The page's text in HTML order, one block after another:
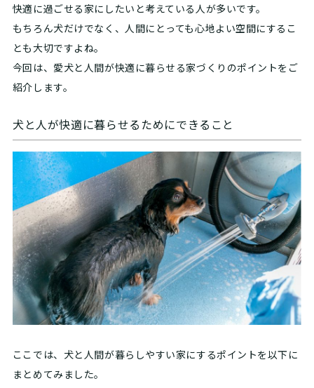
快適に過ごせる家にしたいと考えている人が多いです。
もちろん犬だけでなく、人間にとっても心地よい空間にするこ
とも大切ですよね。
今回は、愛犬と人間が快適に暮らせる家づくりのポイントをご
紹介します。
犬と人が快適に暮らせるためにできること
ここでは、犬と人間が暮らしやすい家にするポイントを以下に
まとめてみました。